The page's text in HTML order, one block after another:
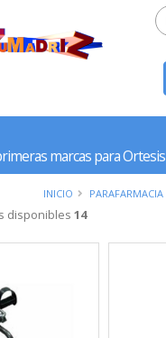
marcas para Ortesis
INICIO PARAFARMACIA
disponibles 14